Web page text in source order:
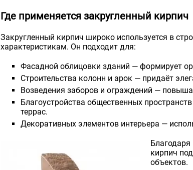
Где применяется закругленный кирпич
Закругленный кирпич широко используется в
характеристикам. Он подходит для:
Фасадной облицовки зданий — формирует
Строительства колонн и арок — придаёт
Возведения заборов и ограждений —
Благоустройства общественных
террас.
Декоративных элементов интерьера —
кирпич
объектов.